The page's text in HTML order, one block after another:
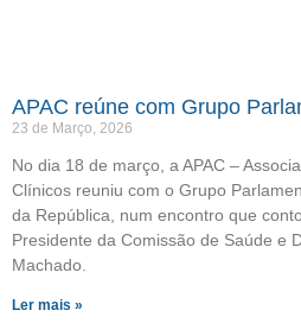
APAC reúne com Grupo
23 de Março, 2026
No dia 18 de março, a APAC –
Clínicos reuniu com o Grupo
da República, num encontro que
Presidente da Comissão de Saúde e
Machado.
Ler mais »